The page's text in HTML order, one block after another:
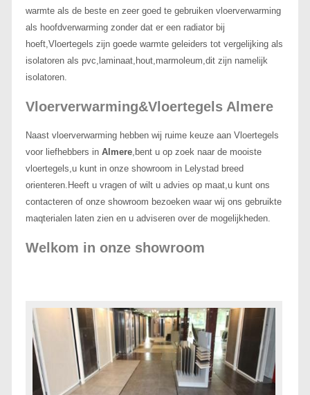
warmte als de beste en zeer goed te gebruiken vloerverwarming
als hoofdverwarming zonder dat er een radiator bij
hoeft,Vloertegels zijn goede warmte geleiders tot vergelijking als
isolatoren als pvc,laminaat,hout,marmoleum,dit zijn namelijk
isolatoren.
Vloerverwarming&Vloertegels Almere
Naast vloerverwarming hebben wij ruime keuze aan Vloertegels
voor liefhebbers in Almere,bent u op zoek naar de mooiste
vloertegels,u kunt in onze showroom in Lelystad breed
orienteren.Heeft u vragen of wilt u advies op maat,u kunt ons
contacteren of onze showroom bezoeken waar wij ons gebruikte
maqterialen laten zien en u adviseren over de mogelijkheden.
Welkom in onze showroom